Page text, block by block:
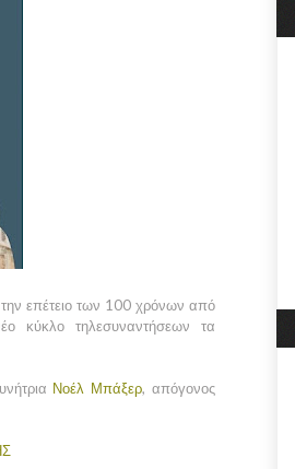
επέτειο των 100 χρόνων από
κύκλο τηλεσυναντήσεων τα
Νοέλ Μπάξερ, απόγονος